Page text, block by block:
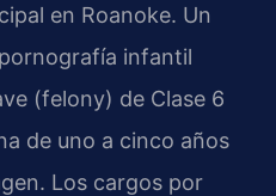
en Roanoke. Un
infantil
(felony) de Clase 6
de uno a cinco años
Los cargos por